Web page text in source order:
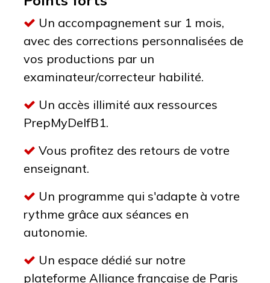
Un accompagnement sur 1 mois,
avec des corrections personnalisées de
vos productions par un
examinateur/correcteur habilité.
Un accès illimité aux ressources
PrepMyDelfB1.
Vous profitez des retours de votre
enseignant.
Un programme qui s'adapte à votre
rythme grâce aux séances en
autonomie.
Un espace dédié sur notre
plateforme Alliance française de Paris